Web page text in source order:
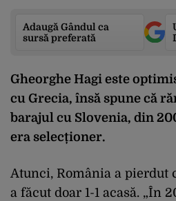
Adaugă Gândul ca
sursă preferată
Gheorghe Hagi este
cu Grecia, însă spune că
barajul cu Slovenia, din
era selecționer.
Atunci, România a pierdut
a făcut doar 1-1 acasă. „În